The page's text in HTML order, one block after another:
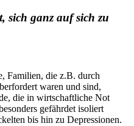
sich ganz auf sich zu
Familien, die z.B. durch
waren und sind,
die in wirtschaftliche Not
gefährdet isoliert
bis hin zu Depressionen.